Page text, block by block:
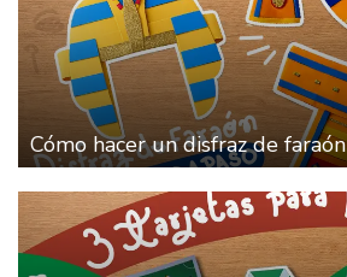
Cómo hacer un disfraz de faraón